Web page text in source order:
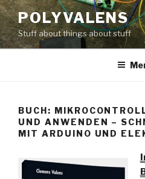
Skip
to
content
POLYVALENS
Stuff about things about stuff
BUCH:
UND ANWENDEN –
MIT ARDUINO UND